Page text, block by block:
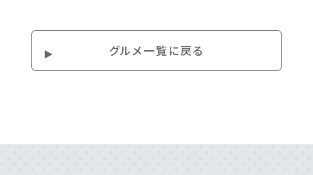
グルメ⼀覧に戻る